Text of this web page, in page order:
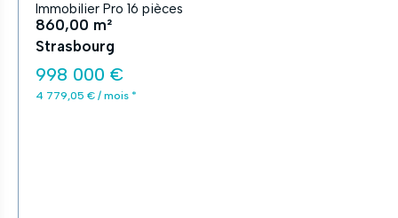
Immobilier Pro 16 pièces
860,00 m²
Strasbourg
998 000 €
4 779,05 € / mois *